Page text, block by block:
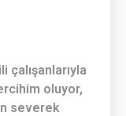
çalışanlarıyla
oluyor,
severek